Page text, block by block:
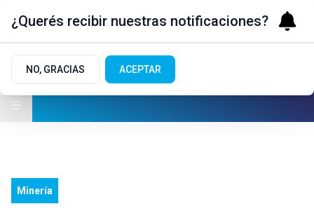
Minería
¿Querés recibir nuestras notificaciones?
NO, GRACIAS ACEPTAR